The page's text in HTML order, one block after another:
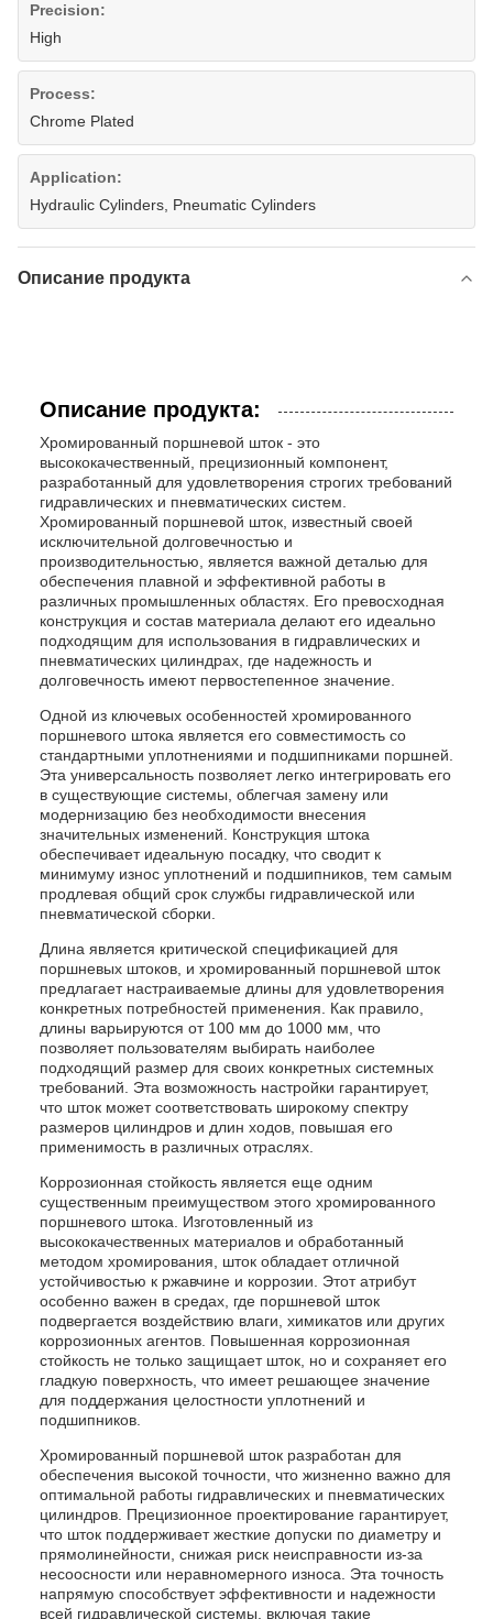
Precision:
High
Process:
Chrome Plated
Application:
Hydraulic Cylinders, Pneumatic Cylinders
Описание продукта
Описание продукта:
Хромированный поршневой шток - это
высококачественный, прецизионный компонент,
разработанный для удовлетворения строгих требований
гидравлических и пневматических систем.
Хромированный поршневой шток, известный своей
исключительной долговечностью и
производительностью, является важной деталью для
обеспечения плавной и эффективной работы в
различных промышленных областях. Его превосходная
конструкция и состав материала делают его идеально
подходящим для использования в гидравлических и
пневматических цилиндрах, где надежность и
долговечность имеют первостепенное значение.
Одной из ключевых особенностей хромированного
поршневого штока является его совместимость со
стандартными уплотнениями и подшипниками поршней.
Эта универсальность позволяет легко интегрировать его
в существующие системы, облегчая замену или
модернизацию без необходимости внесения
значительных изменений. Конструкция штока
обеспечивает идеальную посадку, что сводит к
минимуму износ уплотнений и подшипников, тем самым
продлевая общий срок службы гидравлической или
пневматической сборки.
Длина является критической спецификацией для
поршневых штоков, и хромированный поршневой шток
предлагает настраиваемые длины для удовлетворения
конкретных потребностей применения. Как правило,
длины варьируются от 100 мм до 1000 мм, что
позволяет пользователям выбирать наиболее
подходящий размер для своих конкретных системных
требований. Эта возможность настройки гарантирует,
что шток может соответствовать широкому спектру
размеров цилиндров и длин ходов, повышая его
применимость в различных отраслях.
Коррозионная стойкость является еще одним
существенным преимуществом этого хромированного
поршневого штока. Изготовленный из
высококачественных материалов и обработанный
методом хромирования, шток обладает отличной
устойчивостью к ржавчине и коррозии. Этот атрибут
особенно важен в средах, где поршневой шток
подвергается воздействию влаги, химикатов или других
коррозионных агентов. Повышенная коррозионная
стойкость не только защищает шток, но и сохраняет его
гладкую поверхность, что имеет решающее значение
для поддержания целостности уплотнений и
подшипников.
Хромированный поршневой шток разработан для
обеспечения высокой точности, что жизненно важно для
оптимальной работы гидравлических и пневматических
цилиндров. Прецизионное проектирование гарантирует,
что шток поддерживает жесткие допуски по диаметру и
прямолинейности, снижая риск неисправности из-за
несоосности или неравномерного износа. Эта точность
напрямую способствует эффективности и надежности
всей гидравлической системы, включая такие